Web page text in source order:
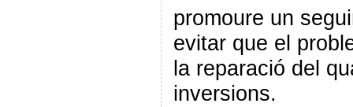
promoure un
evitar que el
la reparació del
inversions.